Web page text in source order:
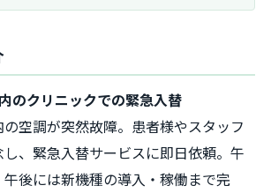
のクリニックでの緊急入替
空調が突然故障。患者様やスタッフ
、緊急入替サービスに即日依頼。午
後には新機種の導入・稼働まで完